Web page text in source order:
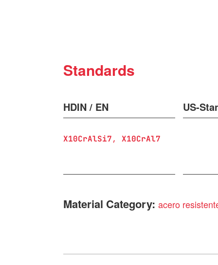
Standards
HDIN / EN US-
X10CrAlSi7 X10CrAl7
Material Category: acero